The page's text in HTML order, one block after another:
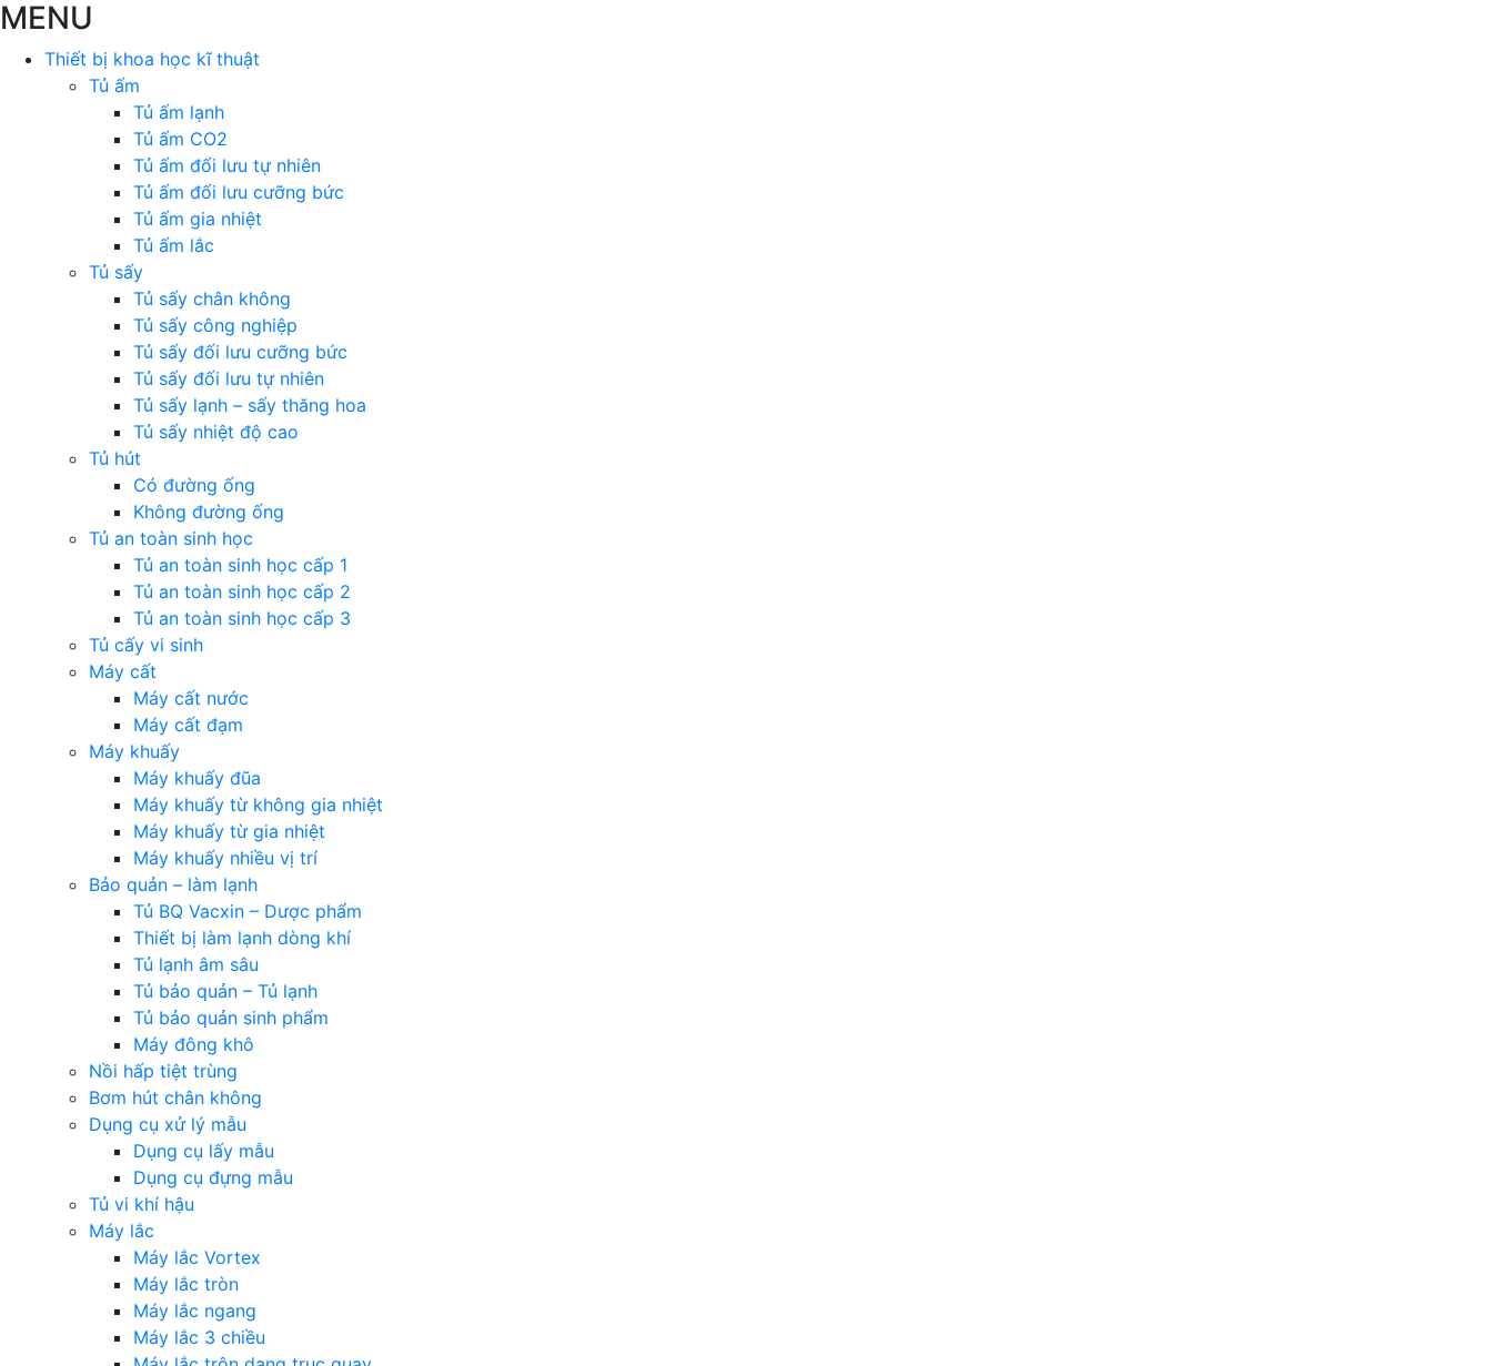
MENU
Thiết bị khoa học kĩ thuật
Tủ ấm
Tủ ấm lạnh
Tủ ấm CO2
Tủ ấm đối lưu tự nhiên
Tủ ấm đối lưu cưỡng bức
Tủ ấm gia nhiệt
Tủ ấm lắc
Tủ sấy
Tủ sấy chân không
Tủ sấy công nghiệp
Tủ sấy đối lưu cưỡng bức
Tủ sấy đối lưu tự nhiên
Tủ sấy lạnh – sấy thăng hoa
Tủ sấy nhiệt độ cao
Tủ hút
Có đường ống
Không đường ống
Tủ an toàn sinh học
Tủ an toàn sinh học cấp 1
Tủ an toàn sinh học cấp 2
Tủ an toàn sinh học cấp 3
Tủ cấy vi sinh
Máy cất
Máy cất nước
Máy cất đạm
Máy khuấy
Máy khuấy đũa
Máy khuấy từ không gia nhiệt
Máy khuấy từ gia nhiệt
Máy khuấy nhiều vị trí
Bảo quản – làm lạnh
Tủ BQ Vacxin – Dược phẩm
Thiết bị làm lạnh dòng khí
Tủ lạnh âm sâu
Tủ bảo quản – Tủ lạnh
Tủ bảo quản sinh phẩm
Máy đông khô
Nồi hấp tiệt trùng
Bơm hút chân không
Dụng cụ xử lý mẫu
Dụng cụ lấy mẫu
Dụng cụ đựng mẫu
Tủ vi khí hậu
Máy lắc
Máy lắc Vortex
Máy lắc tròn
Máy lắc ngang
Máy lắc 3 chiều